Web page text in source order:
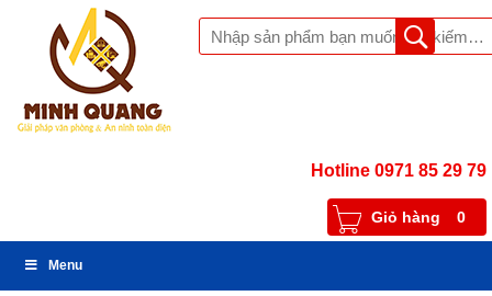
Hotline 0971 85 29 79
Giỏ hàng 0
Menu